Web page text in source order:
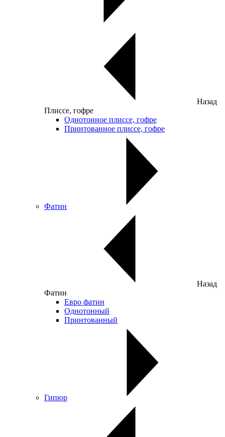
Назад
Плиссе, гофре
Однотонное плиссе, гофре
Принтованное плиссе, гофре
Фатин
Назад
Фатин
Евро фатин
Однотонный
Принтованный
Гипюр